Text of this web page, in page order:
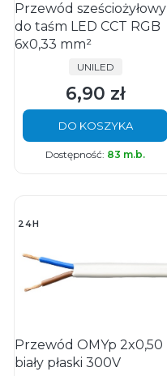
Przewód sześciożyłowy
do taśm LED CCT RGB
6x0,33 mm²
PRODUCENT
UNILED
Cena
6,90 zł
DO KOSZYKA
Dostępność: 83 m.b.
24H
Przewód OMYp 2x0,50
biały płaski 300V